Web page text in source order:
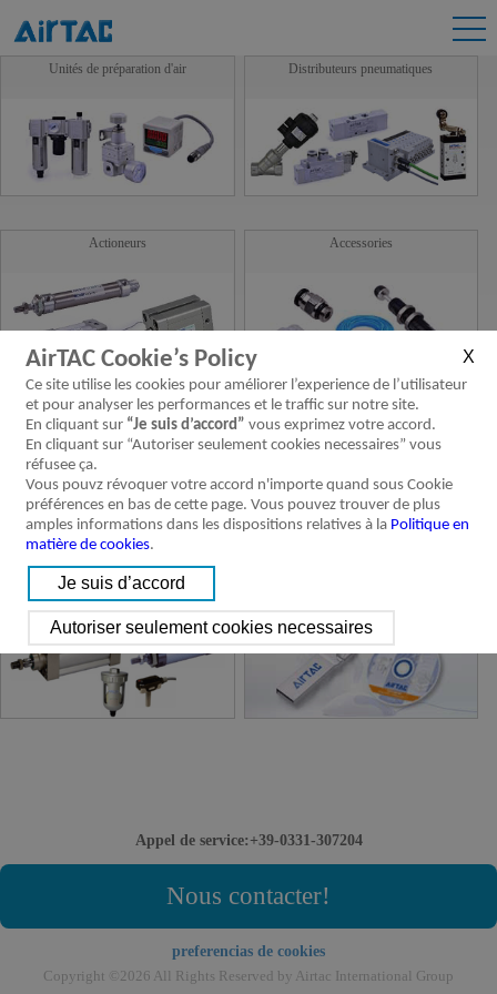
Unités de préparation d'air Distributeurs pneumatiques
Actioneurs Accessories
Guide linéaire Nouveaux Produits
Produits discontinues
AirTAC Cookie’s Policy
Ce site utilise les cookies pour améliorer l’experience de l’utilisateur
et pour analyser les performances et le traffic sur notre site.
En cliquant sur “Je suis d’accord” vous exprimez votre accord.
En cliquant sur “Autoriser seulement cookies necessaires” vous
réfusee ça.
Vous pouvz révoquer votre accord n'importe quand sous Cookie
préférences en bas de cette page. Vous pouvez trouver de plus
amples informations dans les dispositions relatives à la Politique en
matière de cookies.
Appel de service:+39-0331-307204
Nous contacter!
preferencias de cookies
Copyright ©2026 All Rights Reserved by Airtac International Group